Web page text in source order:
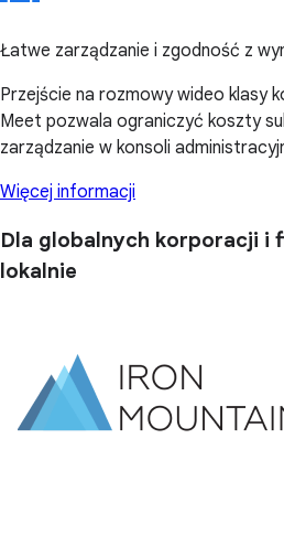
Łatwe zarządzanie i zgodność z
Przejście na rozmowy wideo klasy
Meet pozwala ograniczyć koszty
zarządzanie w konsoli
Więcej informacji
Dla globalnych korporacji i
lokalnie